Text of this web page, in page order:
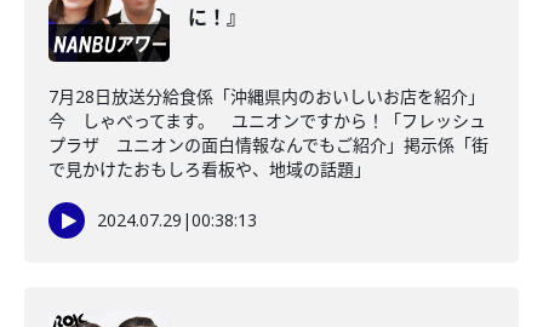
に！』
7月28日放送分給食係「沖縄県内のおいしいお店を紹介」
今 しゃべってます。 ユニオンですから！「フレッシュ
プラザ ユニオンの面白情報なんでもご紹介」掲示係「街
で見かけたおもしろ看板や、地域の話題」
2024.07.29 |00:38:13